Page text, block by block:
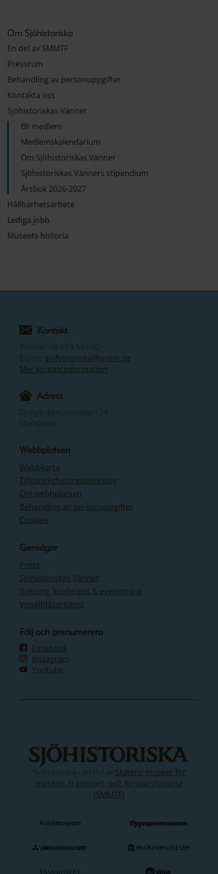
Om Sjöhistoriska
En del av SMMTF
Pressrum
Behandling av personuppgifter
Kontakta oss
Sjöhistoriskas Vänner
Bli medlem
Medlemskalendarium
Om Sjöhistoriskas Vänner
Sjöhistoriskas Vänners stipendium
Årsbok 2026-2027
Hållbarhetsarbete
Lediga jobb
Museets historia
Kontakt
Telefon: 08-519 549 00
E-post: sjohistoriska@smtm.se
Mer kontaktinformation
Adress
Djurgårdsbrunnsvägen 24
Stockholm
Webbplatsen
Webbkarta
Tillgänglighetsredogörelse
Om webbplatsen
Behandling av personuppgifter
Cookies
Genvägar
Press
Sjöhistoriskas Vänner
Bokning, konferens & evenemang
Visselblåsartjänst
Följ och prenumerera
Facebook
Instagram
Youtube
Sjöhistoriska - en del av Statens museer för
maritim, transport- och försvarshistoria
(SMMTF)